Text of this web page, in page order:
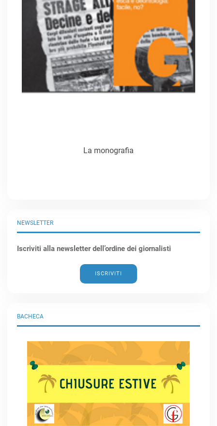
BACHECA
NEWSLETTER
Iscriviti alla newsletter dell’ordine dei giornalisti
ISCRIVITI
La monografia